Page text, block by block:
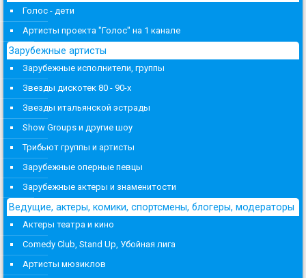
Голос - дети
Артисты проекта "Голос" на 1 канале
Зарубежные артисты
Зарубежные исполнители, группы
Звезды дискотек 80 - 90-х
Звезды итальянской эстрады
Show Groups и другие шоу
Трибьют группы и артисты
Зарубежные оперные певцы
Зарубежные актеры и знаменитости
Ведущие, актеры, комики, спортсмены, блогеры, модераторы
Актеры театра и кино
Comedy Club, Stand Up, Убойная лига
Артисты мюзиклов